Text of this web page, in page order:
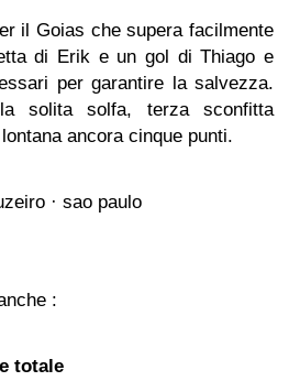
il Goias che supera facilmente
di Erik e un gol di Thiago e
per garantire la salvezza.
solita solfa, terza sconfitta
ancora cinque punti.
· sao paulo
:
totale